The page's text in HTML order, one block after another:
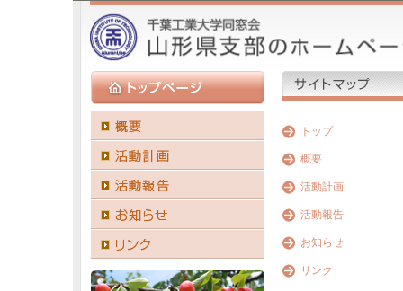
トップ
概要
活動計画
活動報告
お知らせ
リンク